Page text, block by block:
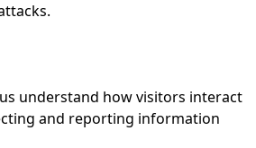
understand how visitors interact
and reporting information